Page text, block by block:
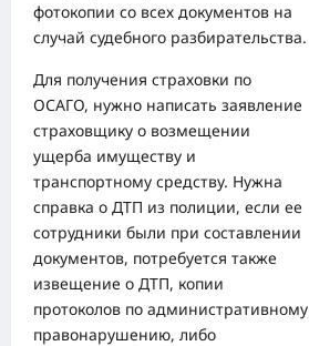
фотокопии со всех документов на
случай судебного разбирательства.
Для получения страховки по
ОСАГО, нужно написать заявление
страховщику о возмещении
ущерба имуществу и
транспортному средству. Нужна
справка о ДТП из полиции, если ее
сотрудники были при составлении
документов, потребуется также
извещение о ДТП, копии
протоколов по административному
правонарушению, либо